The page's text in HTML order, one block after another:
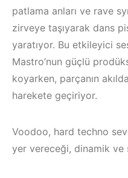
patlama anları ve rave
zirveye taşıyarak dans
yaratıyor. Bu etkileyici
Mastro’nun güçlü
koyarken, parçanın
harekete geçiriyor.
Voodoo, hard techno
yer vereceği, dinamik ve